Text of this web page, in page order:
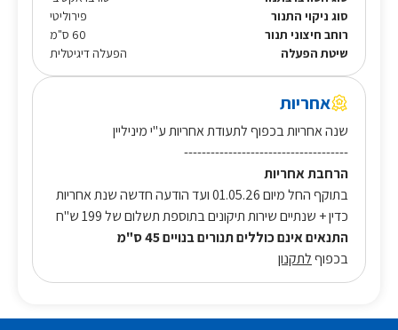
סוג ניקוי התנור
פירוליטי
רוחב חיצוני תנור
60 ס"מ
שיטת הפעלה
הפעלה דיגיטלית
אחריות
שנה אחריות בכפוף לתעודת אחריות ע"י מיניליין
-------------------------------------
הרחבת אחריות
בתוקף החל מיום 01.05.26 ועד הודעה חדשה שנת אחריות
כדין + שנתיים שירות תיקונים בתוספת תשלום של 199 ש"ח
התנאים אינם כוללים תנורים בנויים 45 ס"מ
בכפוףלתקנון